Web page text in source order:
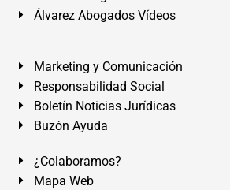
Álvarez Abogados Vídeos
Marketing y Comunicación
Responsabilidad Social
Boletín Noticias Jurídicas
Buzón Ayuda
¿Colaboramos?
Mapa Web